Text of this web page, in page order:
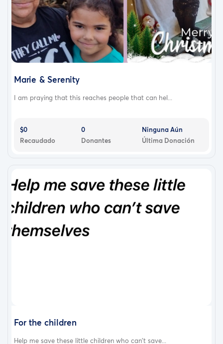
Marie & Serenity
I am praying that this reaches people that can hel...
$0
Recaudado
0
Donantes
Ninguna Aún
Última Donación
For the children
Help me save these little children who can’t save...